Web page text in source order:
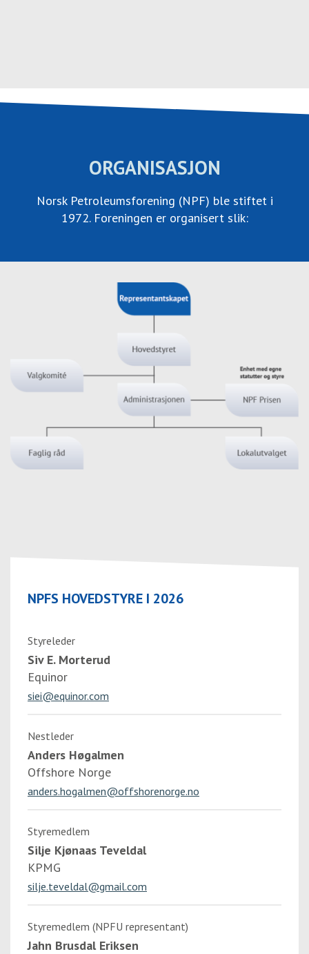
ORGANISASJON
Norsk Petroleumsforening (NPF) ble stiftet i
1972. Foreningen er organisert slik:
NPFS HOVEDSTYRE I 2026
Styreleder
Siv E. Morterud
Equinor
siei@equinor.com
Nestleder
Anders Høgalmen
Offshore Norge
anders.hogalmen@offshorenorge.no
Styremedlem
Silje Kjønaas Teveldal
KPMG
silje.teveldal@gmail.com
Styremedlem (NPFU representant)
Jahn Brusdal Eriksen